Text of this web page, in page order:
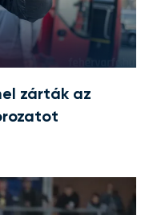
zárták az